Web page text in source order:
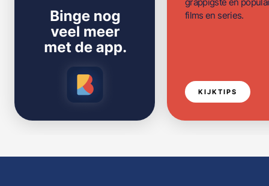
grappigste en
films en series.
KIJKTIPS